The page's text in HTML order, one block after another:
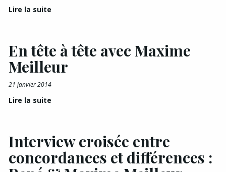
Lire la suite
En tête à tête avec Maxime
Meilleur
21 janvier 2014
Lire la suite
Interview croisée entre
concordances et différences :